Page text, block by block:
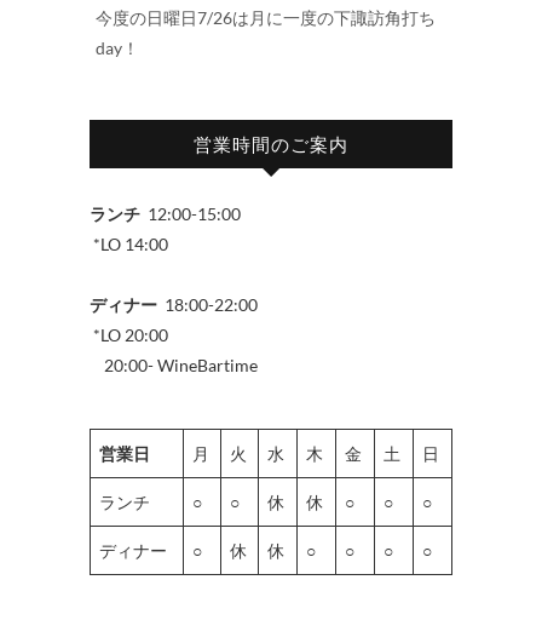
今度の日曜日7/26は月に一度の下諏訪角打ち
day！
営業時間のご案内
ランチ 12:00-15:00
*LO 14:00
ディナー 18:00-22:00
*LO 20:00
20:00- WineBartime
営業日 月 火 水 木 金 土 日
ランチ ○ ○ 休 休 ○ ○ ○
ディナー ○ 休 休 ○ ○ ○ ○